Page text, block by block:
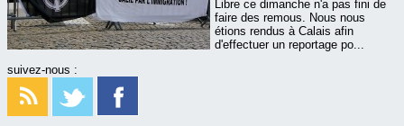
Libre ce dimanche n'a pas fini de
faire des remous. Nous nous
étions rendus à Calais afin
d'effectuer un reportage po...
suivez-nous :